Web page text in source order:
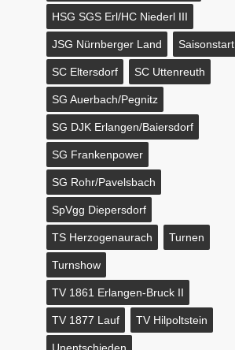
HSG SGS Erl/HC Niederl III
JSG Nürnberger Land Saisonstart
SC Eltersdorf SC Uttenreuth
SG Auerbach/Pegnitz
SG DJK Erlangen/Baiersdorf
SG Frankenpower
SG Rohr/Pavelsbach
SpVgg Diepersdorf
TS Herzogenaurach Turnen
Turnshow
TV 1861 Erlangen-Bruck II
TV 1877 Lauf TV Hilpoltstein